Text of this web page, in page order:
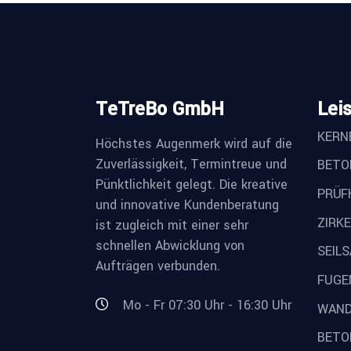
TeTreBo GmbH
Höchstes Augenmerk wird auf die
Zuverlässigkeit, Termintreue und
Pünktlichkeit gelegt. Die kreative
und innovative Kundenberatung
ist zugleich mit einer sehr
schnellen Abwicklung von
Aufträgen verbunden.
Mo - Fr 07:30 Uhr - 16:30 Uhr